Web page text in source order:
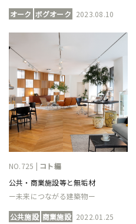
オーク ボグオーク 2023.08.10
NO.725 | コト編
公共・商業施設等と無垢材
ー未来につながる建築物ー
公共施設 商業施設 2022.01.25